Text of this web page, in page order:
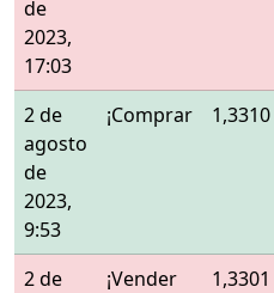
de
2023,
17:03
2 de
agosto
de
2023,
9:53
¡Comprar 1,3310
2 de
¡Vender 1,3301